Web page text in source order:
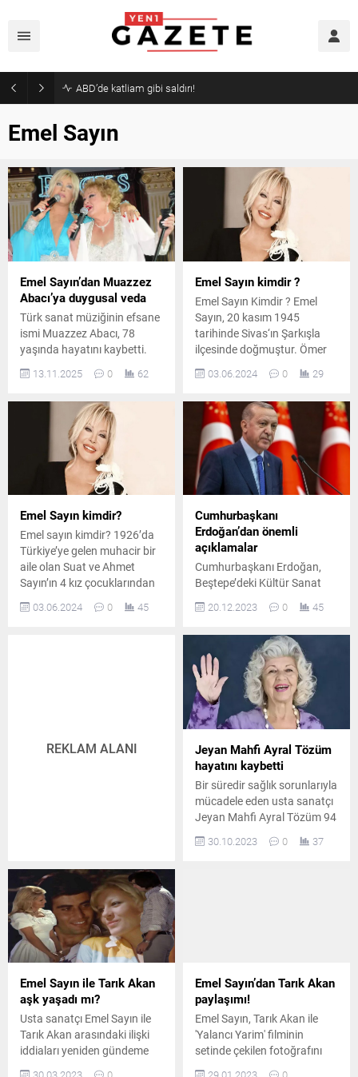
Emel Sayın
Emel Sayın’dan Muazzez
Abacı’ya duygusal veda
Türk sanat müziğinin efsane
ismi Muazzez Abacı, 78
yaşında hayatını kaybetti.
Instagram’dan paylaştığı
sanatçıya veda etti.
13.11.2025 0 62
Emel Sayın kimdir ?
Emel Sayın Kimdir ? Emel
Sayın, 20 kasım 1945
tarihinde Sivas‘ın Şarkışla
ilçesinde doğmuştur. Ömer
Haziran 1968 tarihinde
Babasının adı Yusuf Ziya,
annesinin adı Dudu’dur.İlk ve
ortaokuldan sonra Adana
Motor Teknik Lisesi’nde lise
öğrenimine başladı, sonra da
geçtiği Adana Erkek
Lisesi’nden mezun oldu....
03.06.2024 0 29
Emel Sayın kimdir?
Emel sayın kimdir? 1926’da
Türkiye’ye gelen muhacir bir
aile olan Suat ve Ahmet
Sayın’ın 4 kız çocuklarından
en büyüğüdür. Şenel, Fatoş
ve Hülya adlarında kız
yarışmalarında hep birinci
olur. Ortaokulu...
03.06.2024 0 45
Cumhurbaşkanı
Erdoğan’dan önemli
açıklamalar
Cumhurbaşkanı Erdoğan,
Beştepe’deki Kültür Sanat
Büyük Ödülleri Töreninde
konuşuyor. Cumhurbaşkanı
Beştepe’deki Kültür Sanat
Büyük Ödülleri Töreninde
konuşuyor. Erdoğan’ın
açıklamalarından öne
çıkanlar şöyle: Bu yıl bilim
ödülümüzü geniş bir sahada
çalışmalar yapan Prof. Dr.
Süleyman Uludağ’a
veriyoruz. Hocamızı ödülü
için tebrik ediyorum. Kültür
ödülümüzü Prof. Dr. Ali
Birinci...
20.12.2023 0 45
REKLAM ALANI
Jeyan Mahfi Ayral Tözüm
hayatını kaybetti
Bir süredir sağlık sorunlarıyla
mücadele eden usta sanatçı
Jeyan Mahfi Ayral Tözüm 94
30.10.2023 0 37
Emel Sayın ile Tarık Akan
aşk yaşadı mı?
Usta sanatçı Emel Sayın ile
Tarık Akan arasındaki ilişki
iddiaları yeniden gündeme
geldi.
Emel Sayın’dan Tarık Akan
paylaşımı!
Emel Sayın, Tarık Akan ile
'Yalancı Yarim' filminin
setinde çekilen fotoğrafını
Instagram hesabından